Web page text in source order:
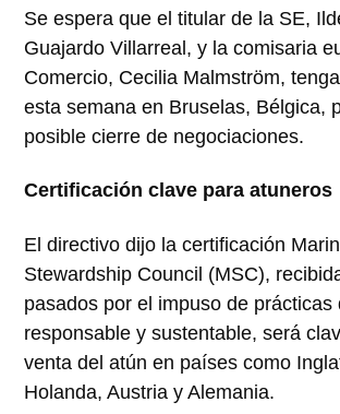
Se espera que el titular de la SE,
Guajardo Villarreal, y la comisaria
Comercio, Cecilia Malmström,
esta semana en Bruselas, Bélgica,
posible cierre de negociaciones.
Certificación clave para atuneros
El directivo dijo la certificación
Stewardship Council (MSC),
pasados por el impuso de prácticas
responsable y sustentable, será
venta del atún en países como
Holanda, Austria y Alemania.